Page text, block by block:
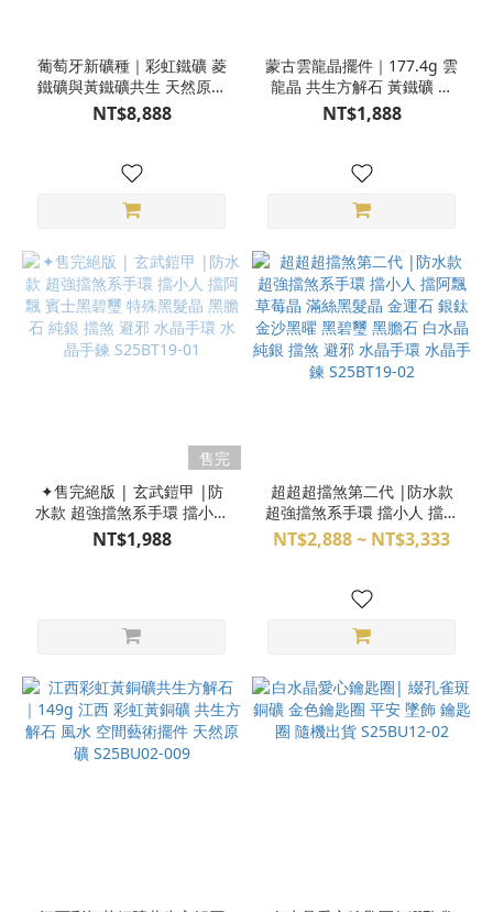
葡萄牙新礦種｜彩虹鐵礦 菱
鐵礦與黃鐵礦共生 天然原礦
空間藝術擺件 附銀黑色樹枝
架 S25BS16-030
NT$8,888
蒙古雲龍晶擺件｜177.4g 雲
龍晶 共生方解石 黃鐵礦 空
間藝術擺件 天然原礦
S25BR018-03
NT$1,888
售完
✦售完絕版 | 玄武鎧甲 |防
水款 超強擋煞系手環 擋小人
晶 黑膽石 純銀 擋煞 避邪 水
NT$1,988
超超超擋煞第二代 |防水款
超強擋煞系手環 擋小人 擋阿
飄 草莓晶 滿絲黑髮晶 金運
石 銀鈦 金沙黑曜 黑碧璽 黑
水晶手環 水晶手鍊
NT$2,888 ~ NT$3,333